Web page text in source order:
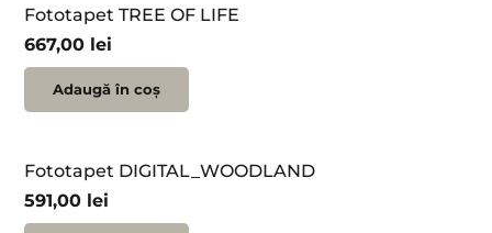
Fototapet TREE OF LIFE
667,00 lei
Adaugă în coș
Fototapet DIGITAL_WOODLAND
591,00 lei